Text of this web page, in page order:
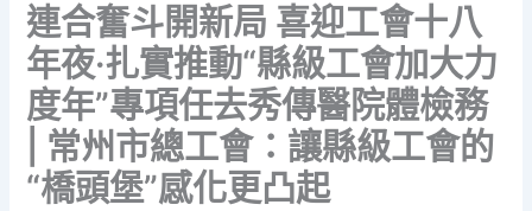
連合奮斗開新局 喜迎工會十八
年夜·扎實推動“縣級工會加大力
度年”專項任去秀傳醫院體檢務
| 常州市總工會：讓縣級工會的
“橋頭堡”感化更凸起